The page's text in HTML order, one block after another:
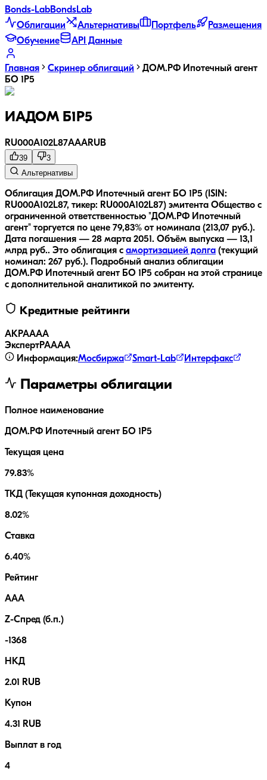
Bonds-LabBondsLab
Облигации
Альтернативы Портфель
Размещения
Обучение
API Данные
Главная Скринер облигаций
ДОМ.РФ Ипотечный агент
БО 1P5
ИАДОМ Б1P5
RU000A102L87AAARUB
39
3
Альтернативы
Облигация ДОМ.РФ Ипотечный агент БО 1P5 (ISIN:
RU000A102L87, тикер: RU000A102L87) эмитента Общество с
ограниченной ответственностью "ДОМ.РФ Ипотечный
агент" торгуется по цене 79,83% от номинала (213,07 руб.).
Дата погашения — 28 марта 2051. Объём выпуска — 13,1
млрд руб.. Это облигация с амортизацией долга (текущий
номинал: 267 руб.).
Подробный анализ облигации
ДОМ.РФ Ипотечный агент БО 1P5 собран на этой странице
с дополнительной аналитикой по эмитенту.
Кредитные рейтинги
АКРАAAA
ЭкспертРАAAA
Информация:Мосбиржа Smart-Lab Интерфакс
Параметры облигации
Полное наименование
ДОМ.РФ Ипотечный агент БО 1P5
Текущая цена
79.83%
ТКД (Текущая купонная доходность)
8.02%
Ставка
6.40%
Рейтинг
AAA
Z-Спред (б.п.)
-1368
НКД
2.01 RUB
Купон
4.31 RUB
Выплат в год
4